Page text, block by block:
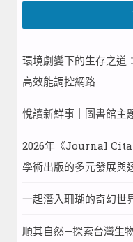
環境劇變下的生存之道
高效能調控網路
悅讀新鮮事｜圖書館主
2026年《Journal
學術出版的多元發展與
一起潛入珊瑚的奇幻世
順其自然—探索台灣生